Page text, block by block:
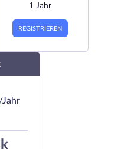
1 Jahr
REGISTRIEREN
/Jahr